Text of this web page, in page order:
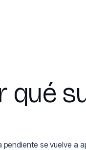
qué
se vuelve a